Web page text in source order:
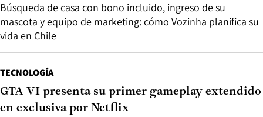
Búsqueda de casa con bono incluido, ingreso de su
mascota y equipo de marketing: cómo Vozinha planifica su
vida en Chile
TECNOLOGÍA
GTA VI presenta su primer gameplay extendido
en exclusiva por Netflix